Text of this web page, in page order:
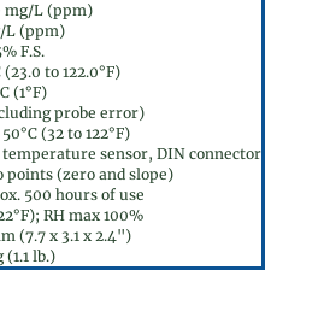
mg/L (ppm)
L (ppm)
F.S.
to 122.0°F)
(1°F)
probe error)
(32 to 122°F)
sensor, DIN connector
points (zero and slope)
500 hours of use
RH max 100%
(7.7 x 3.1 x 2.4")
(1.1 lb.)